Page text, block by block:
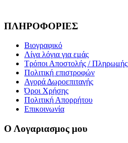
ΠΛΗΡΟΦΟΡΙΕΣ
Βιογραφικό
Λίγα λόγια για εμάς
Τρόποι Αποστολής / Πληρωμής
Πολιτική επιστροφών
Αγορά Δωροεπιταγής
Όροι Χρήσης
Πολιτική Απορρήτου
Επικοινωνία
Ο Λογαριασμος μου